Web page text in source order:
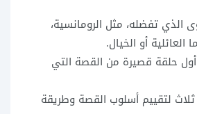
الذي تفضله، مثل الرومانسية،
العائلية أو الخيال.
حلقة قصيرة من القصة التي
ثلاث لتقييم أسلوب القصة وطريقة